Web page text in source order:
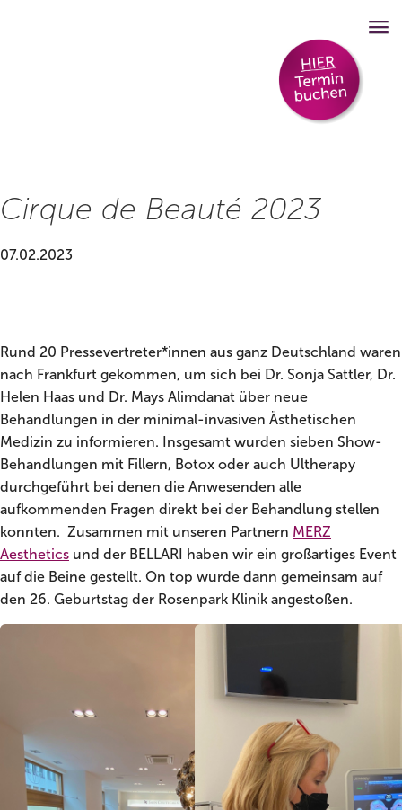
Cirque de Beauté 2023
07.02.2023
Rund 20 Pressevertreter*innen aus ganz Deutschland waren
nach Frankfurt gekommen, um sich bei Dr. Sonja Sattler, Dr.
Helen Haas und Dr. Mays Alimdanat über neue
Behandlungen in der minimal-invasiven Ästhetischen
Medizin zu informieren. Insgesamt wurden sieben Show-
Behandlungen mit Fillern, Botox oder auch Ultherapy
durchgeführt bei denen die Anwesenden alle
aufkommenden Fragen direkt bei der Behandlung stellen
konnten. Zusammen mit unseren Partnern MERZ
Aesthetics und der BELLARI haben wir ein großartiges Event
auf die Beine gestellt. On top wurde dann gemeinsam auf
den 26. Geburtstag der Rosenpark Klinik angestoßen.